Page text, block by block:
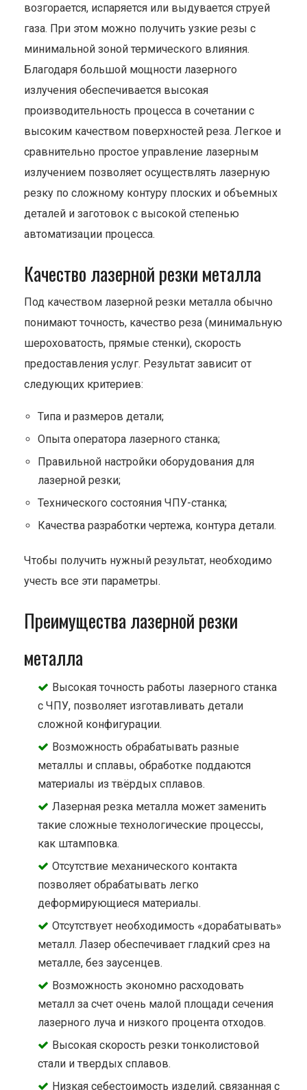
возгорается, испаряется или выдувается струей
газа. При этом можно получить узкие резы с
минимальной зоной термического влияния.
Благодаря большой мощности лазерного
излучения обеспечивается высокая
производительность процесса в сочетании с
высоким качеством поверхностей реза. Легкое и
сравнительно простое управление лазерным
излучением позволяет осуществлять лазерную
резку по сложному контуру плоских и объемных
деталей и заготовок с высокой степенью
автоматизации процесса.
Качество лазерной резки металла
Под качеством лазерной резки металла обычно
понимают точность, качество реза (минимальную
шероховатость, прямые стенки), скорость
предоставления услуг. Результат зависит от
следующих критериев:
Типа и размеров детали;
Опыта оператора лазерного станка;
Правильной настройки оборудования для
лазерной резки;
Технического состояния ЧПУ-станка;
Качества разработки чертежа, контура детали.
Чтобы получить нужный результат, необходимо
учесть все эти параметры.
Преимущества лазерной резки
металла
Высокая точность работы лазерного станка
с ЧПУ, позволяет изготавливать детали
сложной конфигурации.
Возможность обрабатывать разные
металлы и сплавы, обработке поддаются
материалы из твёрдых сплавов.
Лазерная резка металла может заменить
такие сложные технологические процессы,
как штамповка.
Отсутствие механического контакта
позволяет обрабатывать легко
деформирующиеся материалы.
Отсутствует необходимость «дорабатывать»
металл. Лазер обеспечивает гладкий срез на
металле, без заусенцев.
Возможность экономно расходовать
металл за счет очень малой площади сечения
лазерного луча и низкого процента отходов.
Высокая скорость резки тонколистовой
стали и твердых сплавов.
Низкая себестоимость изделий, связанная с